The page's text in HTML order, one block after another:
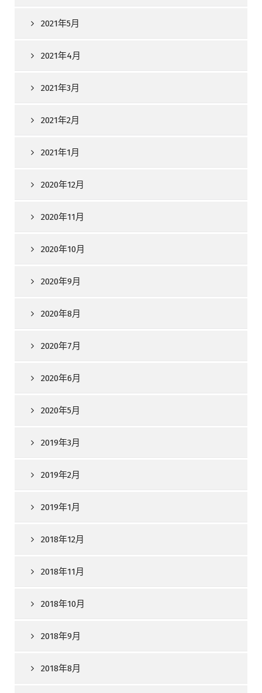
2021年5月
2021年4月
2021年3月
2021年2月
2021年1月
2020年12月
2020年11月
2020年10月
2020年9月
2020年8月
2020年7月
2020年6月
2020年5月
2019年3月
2019年2月
2019年1月
2018年12月
2018年11月
2018年10月
2018年9月
2018年8月